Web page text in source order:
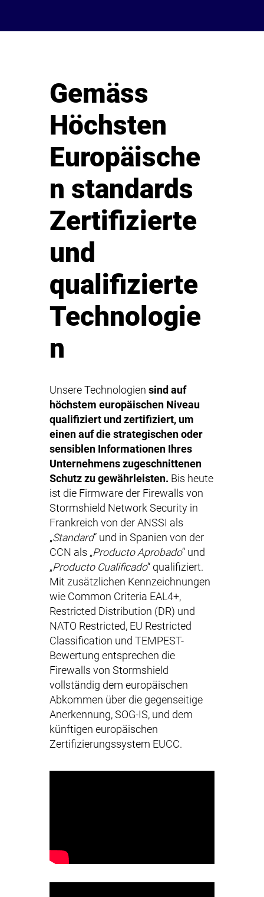
Gemäss
Höchsten
Europäische
n standards
Zertifizierte
und
qualifizierte
Technologie
n
Unsere Technologien sind auf
höchstem europäischen Niveau
qualifiziert und zertifiziert, um
einen auf die strategischen oder
sensiblen Informationen Ihres
Unternehmens zugeschnittenen
Schutz zu gewährleisten. Bis heute
ist die Firmware der Firewalls von
Stormshield Network Security in
Frankreich von der ANSSI als
„Standard“ und in Spanien von der
CCN als „Producto Aprobado“ und
„Producto Cualificado“ qualifiziert.
Mit zusätzlichen Kennzeichnungen
wie Common Criteria EAL4+,
Restricted Distribution (DR) und
NATO Restricted, EU Restricted
Classification und TEMPEST-
Bewertung entsprechen die
Firewalls von Stormshield
vollständig dem europäischen
Abkommen über die gegenseitige
Anerkennung, SOG-IS, und dem
künftigen europäischen
Zertifizierungssystem EUCC.